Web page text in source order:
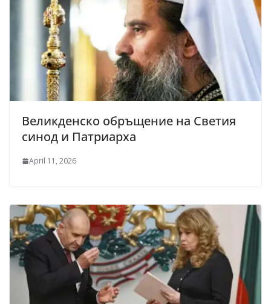
Великденско обръщение на Светия
синод и Патриарха
April 11, 2026